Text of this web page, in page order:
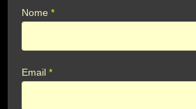
Nome*
Email*